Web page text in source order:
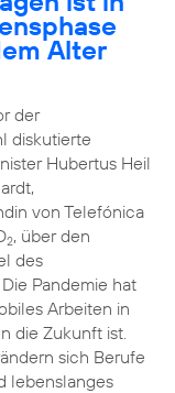
Alter
der
diskutierte
Hubertus Heil
von Telefónica
2, über den
des
Pandemie hat
Arbeiten in
die Zukunft ist.
sich Berufe
lebenslanges